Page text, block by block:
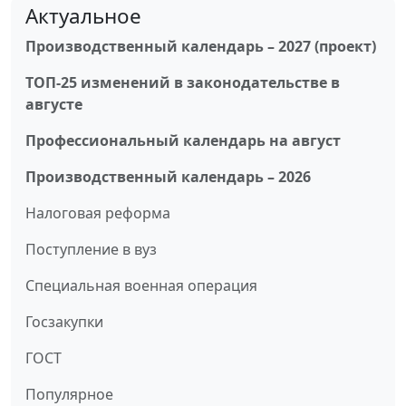
Актуальное
Производственный календарь – 2027 (проект)
ТОП-25 изменений в законодательстве в
августе
Профессиональный календарь на август
Производственный календарь – 2026
Налоговая реформа
Поступление в вуз
Специальная военная операция
Госзакупки
ГОСТ
Популярное